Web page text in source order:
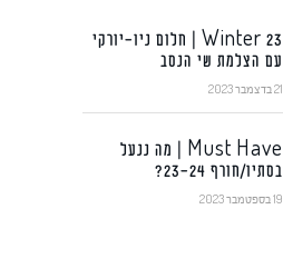
Winter 23 | חלום ניו-יורקי
עם הצלמת שי הנסב
21 בדצמבר 2023
Must Have | מה ננעל
בסתיו/חורף 23-24?
19 בספטמבר 2023